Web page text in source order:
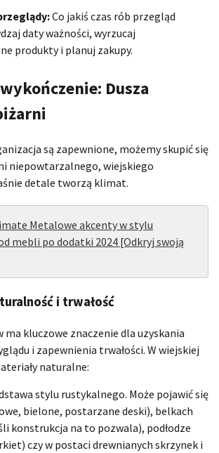
Co jakiś czas rób przegląd
daty ważności, wyrzucaj
produkty i planuj zakupy.
Dusza
są zapewnione, możemy skupić się
niepowtarzalnego, wiejskiego
detale tworzą klimat.
Metalowe akcenty w stylu
mebli po dodatki 2024 [Odkryj swoją
i trwałość
ma kluczowe znaczenie dla uzyskania
i zapewnienia trwałości. W wiejskiej
naturalne:
stylu rustykalnego. Może pojawić się
bielone, postarzane deski), belkach
konstrukcja na to pozwala), podłodze
czy w postaci drewnianych skrzynek i